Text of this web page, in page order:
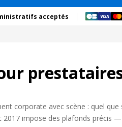
acceptés
corporate avec scène : quel
2017 impose des plafonds précis